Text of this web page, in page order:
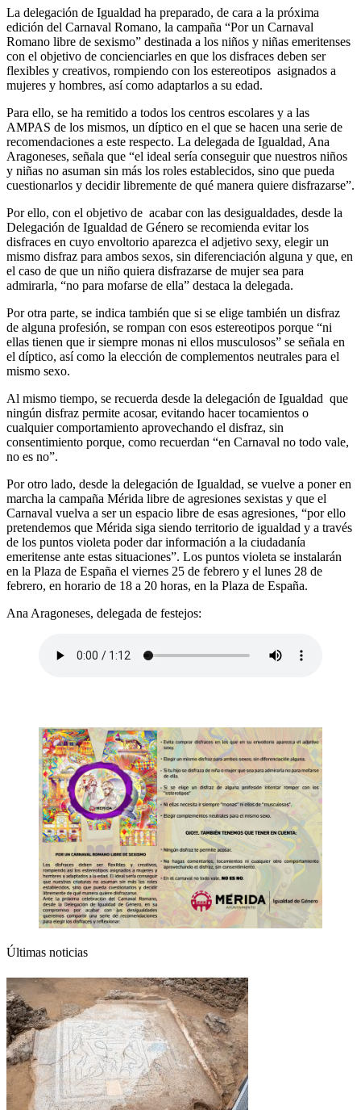
La delegación de Igualdad ha preparado, de cara a la próxima
edición del Carnaval Romano, la campaña “Por un Carnaval
Romano libre de sexismo” destinada a los niños y niñas emeritenses
con el objetivo de concienciarles en que los disfraces deben ser
flexibles y creativos, rompiendo con los estereotipos asignados a
mujeres y hombres, así como adaptarlos a su edad.
Para ello, se ha remitido a todos los centros escolares y a las
AMPAS de los mismos, un díptico en el que se hacen una serie de
recomendaciones a este respecto. La delegada de Igualdad, Ana
Aragoneses, señala que “el ideal sería conseguir que nuestros niños
y niñas no asuman sin más los roles establecidos, sino que pueda
cuestionarlos y decidir libremente de qué manera quiere disfrazarse”.
Por ello, con el objetivo de acabar con las desigualdades, desde la
Delegación de Igualdad de Género se recomienda evitar los
disfraces en cuyo envoltorio aparezca el adjetivo sexy, elegir un
mismo disfraz para ambos sexos, sin diferenciación alguna y que, en
el caso de que un niño quiera disfrazarse de mujer sea para
admirarla, “no para mofarse de ella” destaca la delegada.
Por otra parte, se indica también que si se elige también un disfraz
de alguna profesión, se rompan con esos estereotipos porque “ni
ellas tienen que ir siempre monas ni ellos musculosos” se señala en
el díptico, así como la elección de complementos neutrales para el
mismo sexo.
Al mismo tiempo, se recuerda desde la delegación de Igualdad que
ningún disfraz permite acosar, evitando hacer tocamientos o
cualquier comportamiento aprovechando el disfraz, sin
consentimiento porque, como recuerdan “en Carnaval no todo vale,
no es no”.
Por otro lado, desde la delegación de Igualdad, se vuelve a poner en
marcha la campaña Mérida libre de agresiones sexistas y que el
Carnaval vuelva a ser un espacio libre de esas agresiones, “por ello
pretendemos que Mérida siga siendo territorio de igualdad y a través
de los puntos violeta poder dar información a la ciudadanía
emeritense ante estas situaciones”. Los puntos violeta se instalarán
en la Plaza de España el viernes 25 de febrero y el lunes 28 de
febrero, en horario de 18 a 20 horas, en la Plaza de España.
Ana Aragoneses, delegada de festejos:
Últimas noticias